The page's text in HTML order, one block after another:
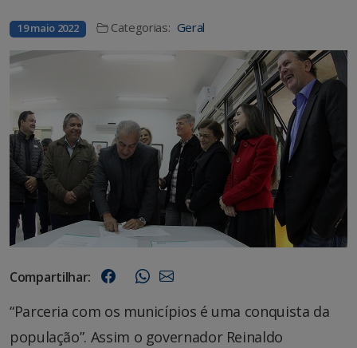
19 maio 2022 Categorias: Geral
Compartilhar:
“Parceria com os municípios é uma conquista da
população”. Assim o governador Reinaldo